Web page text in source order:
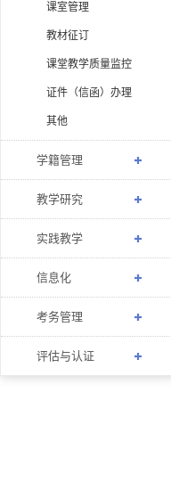
课室管理
教材征订
课堂教学质量监控
证件（信函）办理
其他
学籍管理
教学研究
实践教学
信息化
考务管理
评估与认证